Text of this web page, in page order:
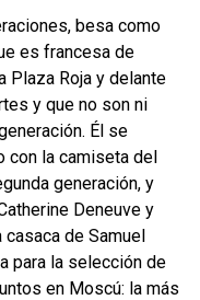
besa como
es francesa de
Plaza Roja y delante
y que no son ni
Él se
con la camiseta del
generación, y
Deneuve y
casaca de Samuel
para la selección de
en Moscú: la más